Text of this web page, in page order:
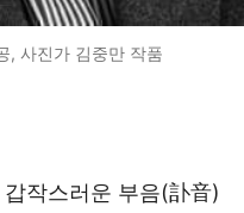
, 사진가 김중만 작품
작스러운 부음(訃音)